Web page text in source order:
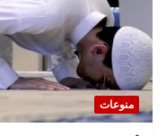
منوعات